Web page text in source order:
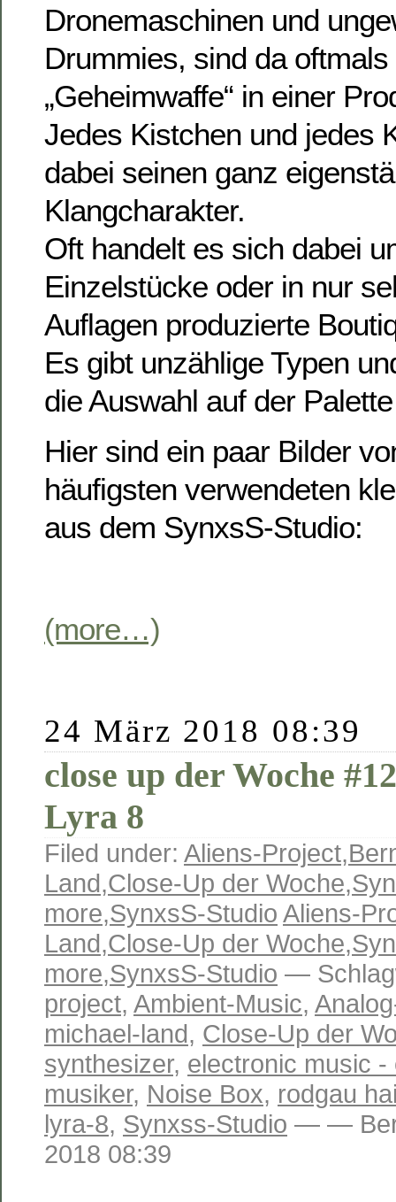
Dronemaschinen und
Drummies, sind da oftmals
„Geheimwaffe“ in einer
Jedes Kistchen und jedes
dabei seinen ganz
Klangcharakter.
Oft handelt es sich dabei
Einzelstücke oder in nur
Auflagen produzierte
Es gibt unzählige Typen
die Auswahl auf der
Hier sind ein paar Bilder
häufigsten verwendeten
aus dem SynxsS-Studio:
(more…)
24 März 2018 08:39
close up der Woche
Lyra 8
Filed under: Aliens-Project,
Land,Close-Up der Woche,
more,SynxsS-Studio Aliens-
Land,Close-Up der Woche,
more,SynxsS-Studio —
project, Ambient-Music,
michael-land, Close-Up der
synthesizer, electronic music
musiker, Noise Box, rodgau
lyra-8, Synxss-Studio — —
2018 08:39